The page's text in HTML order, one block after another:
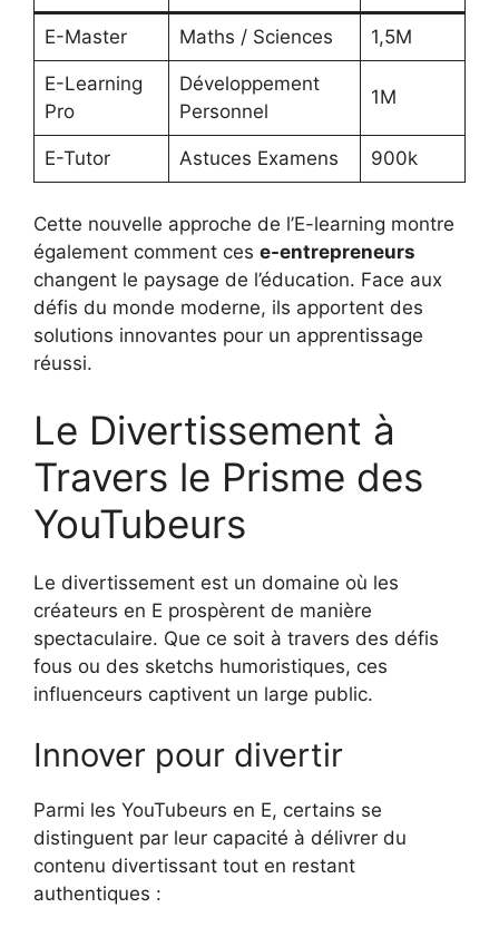
E-Master Maths / Sciences 1,5M
E-Learning
Pro
Développement
Personnel
1M
E-Tutor Astuces Examens 900k
Cette nouvelle approche de l’E-learning montre
également comment ces e-entrepreneurs
changent le paysage de l’éducation. Face aux
défis du monde moderne, ils apportent des
solutions innovantes pour un apprentissage
réussi.
Le Divertissement à
Travers le Prisme des
YouTubeurs
Le divertissement est un domaine où les
créateurs en E prospèrent de manière
spectaculaire. Que ce soit à travers des défis
fous ou des sketchs humoristiques, ces
influenceurs captivent un large public.
Innover pour divertir
Parmi les YouTubeurs en E, certains se
distinguent par leur capacité à délivrer du
contenu divertissant tout en restant
authentiques :